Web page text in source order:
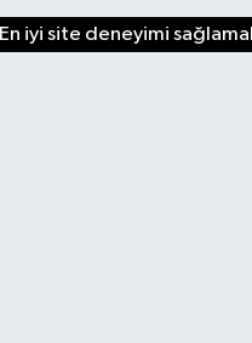
En iyi site deneyimi